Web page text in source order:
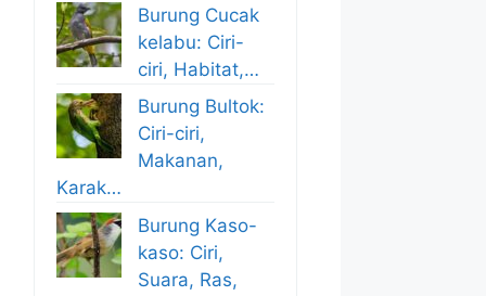
Burung Cucak
kelabu: Ciri-
ciri, Habitat,…
Burung Bultok:
Ciri-ciri,
Makanan,
Karak…
Burung Kaso-
kaso: Ciri,
Suara, Ras,